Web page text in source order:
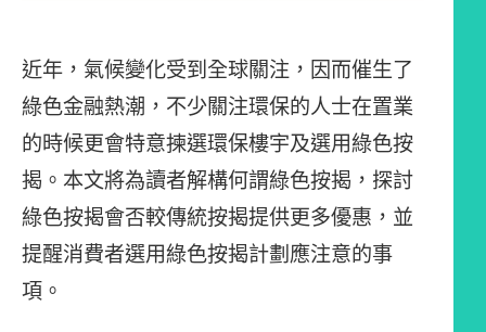
近年，氣候變化受到全球關注，因而催生了
綠色金融熱潮，不少關注環保的人士在置業
的時候更會特意揀選環保樓宇及選用綠色按
揭。本文將為讀者解構何謂綠色按揭，探討
綠色按揭會否較傳統按揭提供更多優惠，並
提醒消費者選用綠色按揭計劃應注意的事
項。